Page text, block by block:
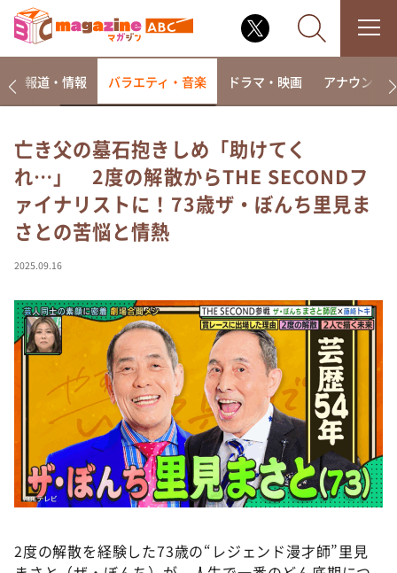
なるみ・岡村の過ぎるTV
相席食堂
これ余談なんですけど・・・
～人生密着トークバラエティ！～ やすとものいたっ
て真剣です
探偵！ナイトスクープ
news おかえり
河合＆A.B.C-Z塚田×福井アナ「なんでやねん！？」
（news おかえり）
DAIGOも台所 ～きょうの献立 何にする？～
本日はダイアンなり！シーズン２
朝だ！生です旅サラダ
教えて！ニュースライブ 正義のミカタ
新婚さんいらっしゃい！
報道・情報 バラエティ・音楽 ドラマ・映画 アナウンサー
亡き父の墓石抱きしめ「助けてく
れ…」 2度の解散からTHE SECONDフ
ァイナリストに！73歳ザ・ぼんち里見ま
さとの苦悩と情熱
2025.09.16
2度の解散を経験した73歳の“レジェンド漫才師”里見